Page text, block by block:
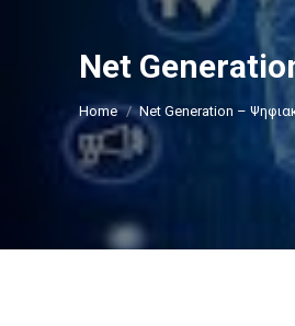
Net
You are here:
Home Net Generation –